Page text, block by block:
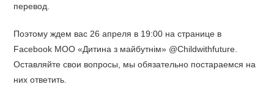
перевод.
Поэтому ждем вас 26 апреля в 19:00 на странице в
Facebook МОО «Дитина з майбутнім» @Childwithfuture.
Оставляйте свои вопросы, мы обязательно постараемся на
них ответить.